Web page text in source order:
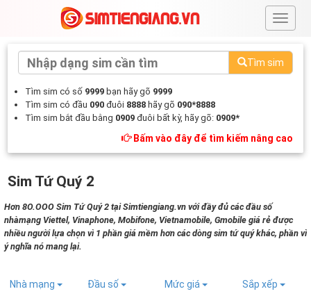
#
Tìm sim
Tìm sim có số 9999 bạn hãy gõ 9999
Tìm sim có đầu 090 đuôi 8888 hãy gõ 090*8888
Tìm sim bắt đầu bằng 0909 đuôi bất kỳ, hãy gõ: 0909*
Bấm vào đây để tìm kiếm nâng cao
Sim Tứ Quý 2
Hơn 8O.OOO Sim Tứ Quý 2 tại Simtiengiang.vn với đầy đủ các đầu số
nhàmạng Viettel, Vinaphone, Mobifone, Vietnamobile, Gmobile giá rẻ được
nhiều người lựa chọn vì 1 phần giá mềm hơn các dòng sim tứ quý khác, phần vì
ý nghĩa nó mang lại.
Nhà mạng Đầu số Mức giá Sắp xếp